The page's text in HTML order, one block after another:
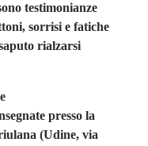
testimonianze
sorrisi e fatiche
rialzarsi
presso la
(Udine, via